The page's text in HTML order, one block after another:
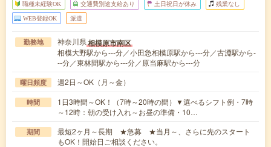
職種未経験OK 交通費別途支給あり 土日祝日が休み 残業なし
WEB登録OK 派遣
勤務地 神奈川県相模原市南区
相模大野駅から---分／小田急相模原駅から---分／古淵駅から-
--分／東林間駅から---分／原当麻駅から---分
曜日頻度 週2日～OK（月～金）
時間
1日3時間～OK！（7時～20時の間）▼選べるシフト例・7時
～12時：朝の受け入れ～お昼の準備・10…
期間
最短2ヶ月～長期 ★急募 ★当月～、さらに先のスタート
もOK！開始日ご相談ください。